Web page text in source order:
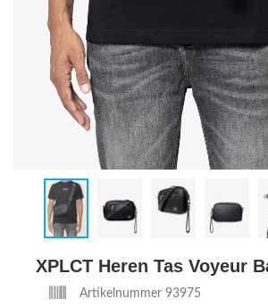
XPLCT Heren Tas Voyeur
Artikelnummer 93975